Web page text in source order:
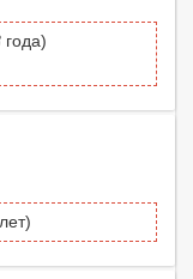
года)
лет)